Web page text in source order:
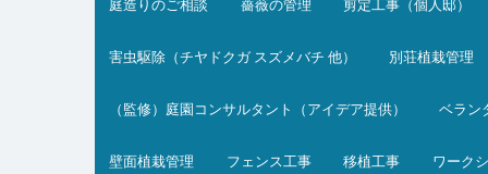
庭造りのご相談 薔薇の管理 剪定工事（個人邸）
害虫駆除（チヤドクガ スズメバチ 他） 別荘植栽管理
（監修）庭園コンサルタント（アイデア提供） ベラン
壁面植栽管理 フェンス工事 移植工事 ワーク